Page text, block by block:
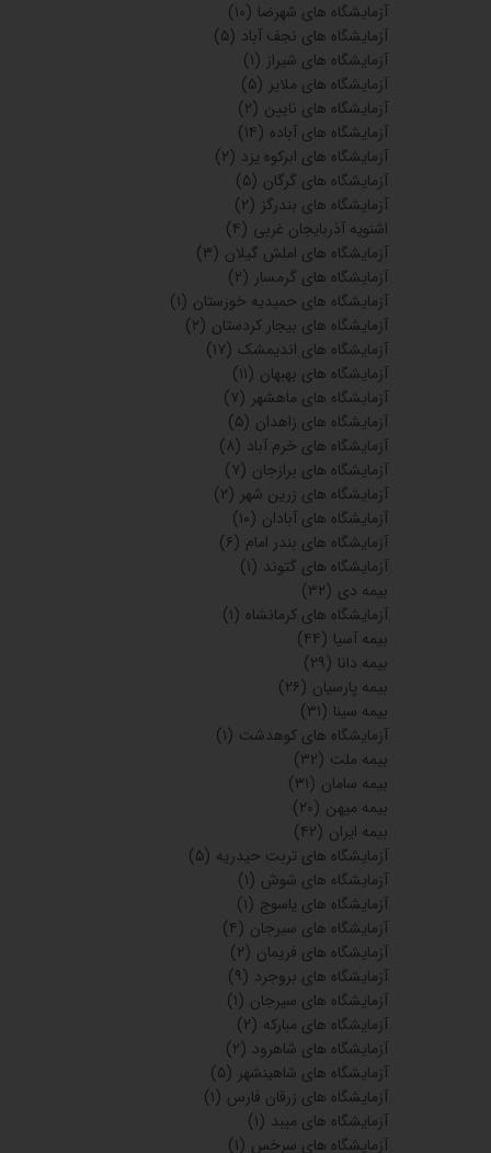
آزمایشگاه های شهرضا (۱۰)
آزمایشگاه های نجف آباد (۵)
آزمایشگاه های شیراز (۱)
آزمایشگاه های ملایر (۵)
آزمایشگاه های نایین (۲)
آزمایشگاه های آباده (۱۴)
آزمایشگاه های ابرکوه یزد (۲)
آزمایشگاه های گرگان (۵)
آزمایشگاه های بندرگز (۲)
اشنویه آذربایجان غربی (۴)
آزمایشگاه های املش گیلان (۳)
آزمایشگاه های گرمسار (۲)
آزمایشگاه های حمیدیه خوزستان (۱)
آزمایشگاه های بیجار کردستان (۲)
آزمایشگاه های اندیمشک (۱۷)
آزمایشگاه های بهبهان (۱۱)
آزمایشگاه های ماهشهر (۷)
آزمایشگاه های زاهدان (۵)
آزمایشگاه های خرم آباد (۸)
آزمایشگاه های برازجان (۷)
آزمایشگاه های زرین شهر (۲)
آزمایشگاه های آبادان (۱۰)
آزمایشگاه های بندر امام (۶)
آزمایشگاه های گتوند (۱)
بیمه دی (۳۲)
آزمایشگاه های کرمانشاه (۱)
بیمه آسیا (۴۴)
بیمه دانا (۲۹)
بیمه پارسیان (۲۶)
بیمه سینا (۳۱)
آزمایشگاه های کوهدشت (۱)
بیمه ملت (۳۲)
بیمه سامان (۳۱)
بیمه میهن (۲۰)
بیمه ایران (۴۲)
آزمایشگاه های تربت حیدریه (۵)
آزمایشگاه های شوش (۱)
آزمایشگاه های یاسوج (۱)
آزمایشگاه های سیرجان (۴)
آزمایشگاه های فریمان (۲)
آزمایشگاه های بروجرد (۹)
آزمایشگاه های سیرجان (۱)
آزمایشگاه های مبارکه (۲)
آزمایشگاه های شاهرود (۲)
آزمایشگاه های شاهینشهر (۵)
آزمایشگاه های زرقان فارس (۱)
آزمایشگاه های میبد (۱)
آزمایشگاه های سرخس (۱)